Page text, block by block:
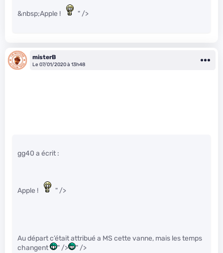
&nbsp;Apple ! " />
misterB
Le 07/01/2020 à 13h48
gg40 a écrit :
Apple ! " />
Au départ c’était attribué a MS cette vanne, mais les temps
changent
" /> " />